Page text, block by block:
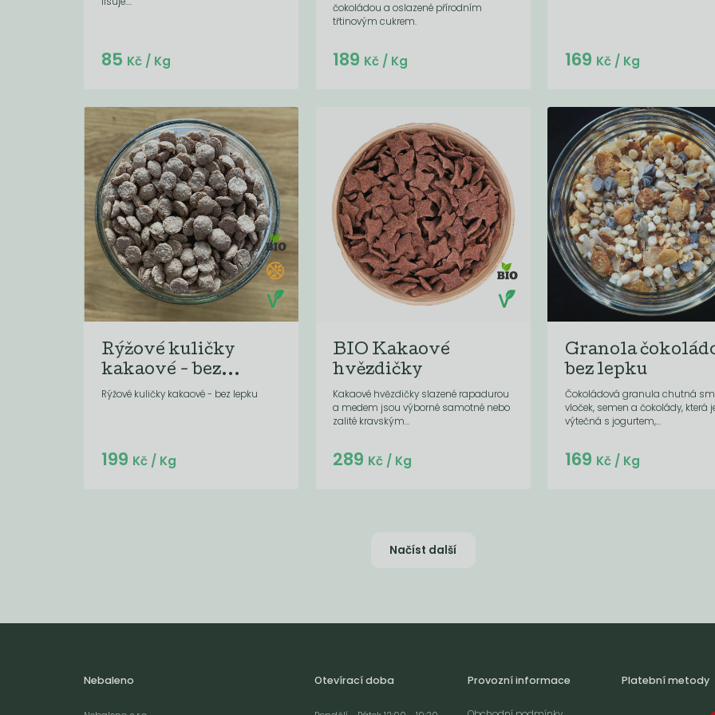
Do košíku:
85 Kč/ Kg
čokoládou a oslazené přírodním
třtinovým cukrem.
Do košíku:
189 Kč / Kg Do košíku:
169 Kč/ Kg
Rýžové kuličky
kakaové - bez...
Rýžové kuličky kakaové - bez lepku
Do košíku:
199 Kč/ Kg
BIO Kakaové
hvězdičky
Kakaové hvězdičky slazené rapadurou
a medem jsou výborné samotné nebo
zalité kravským...
Do košíku:
289 Kč / Kg
Granola
bez lepku
Čokoládová granula chutná
vloček, semen a čokolády, která
výtečná s jogurtem,...
Do košíku:
169 Kč/ Kg
Načíst další
Nebaleno Otevírací doba Provozní informace Platební metody